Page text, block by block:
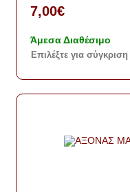
7,00€
Άμεσα Διαθέσιμο
Eπιλέξτε για σύγκριση